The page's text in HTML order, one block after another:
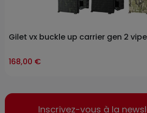
Gilet vx buckle up carrier gen 2
168,00 €
Inscrivez-vous à la